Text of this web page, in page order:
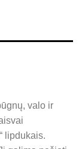
valo ir
lipdukais.